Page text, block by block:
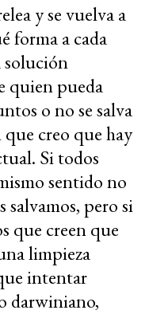
y se vuelva a
forma a cada
solución
quien pueda
o no se salva
que creo que hay
Si todos
sentido no
salvamos, pero si
que creen que
limpieza
intentar
darwiniano,